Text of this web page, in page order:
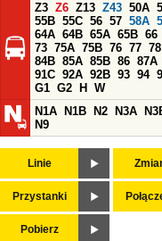
Z3 Z6 Z13 Z43 50A
55B 55C 56 57 58A
64A 64B 65A 65B 66
73 75A 75B 76 77 78
84B 85A 85B 86 87A
91C 92A 92B 93 94
G1 G2 H
W
N1A
N1B N2 N3A
N9
Linie
Przystanki
Pobierz